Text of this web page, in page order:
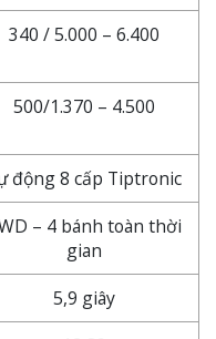
340 / 5.000 – 6.400
500/1.370 – 4.500
động 8 cấp Tiptronic
– 4 bánh toàn thời
gian
5,9 giây